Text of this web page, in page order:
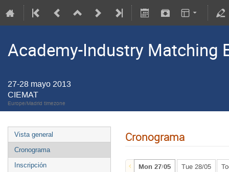
Academy-Industry Matching
27-28 mayo 2013
CIEMAT
Europe/Madrid timezone
Vista general
Cronograma
Inscripción
Cronograma
Mon 27/05 Tue 28/05